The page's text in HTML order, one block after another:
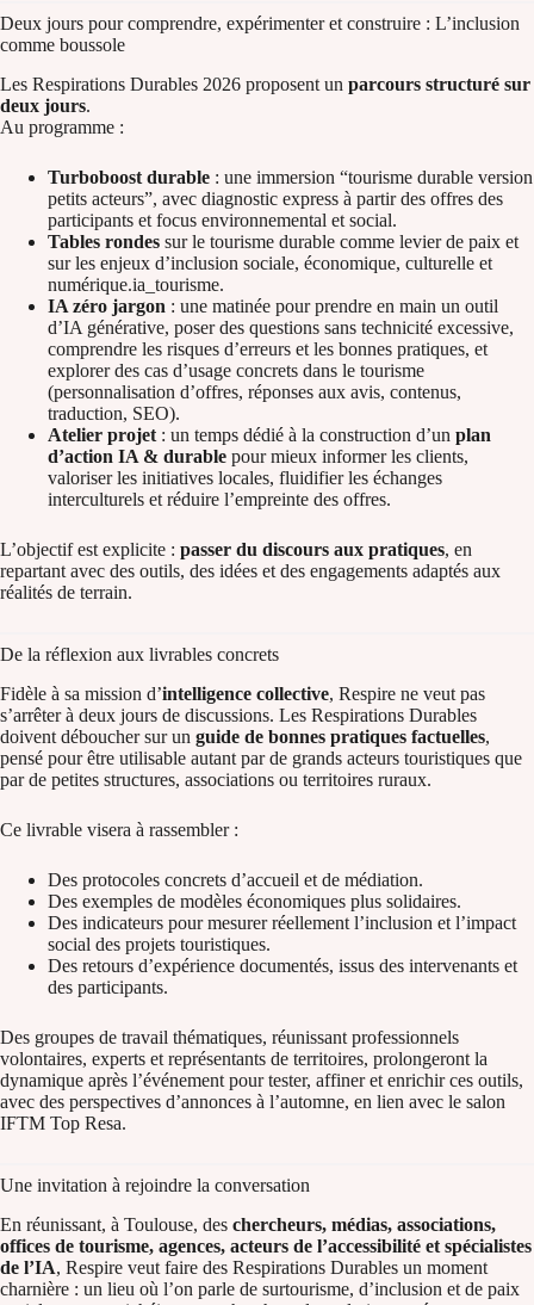
Deux jours pour comprendre, expérimenter et construire : L’inclusion
comme boussole
Les Respirations Durables 2026 proposent un parcours structuré sur
deux jours.
Au programme :
Turboboost durable : une immersion “tourisme durable version
petits acteurs”, avec diagnostic express à partir des offres des
participants et focus environnemental et social.
Tables rondes sur le tourisme durable comme levier de paix et
sur les enjeux d’inclusion sociale, économique, culturelle et
numérique.ia_tourisme.
IA zéro jargon : une matinée pour prendre en main un outil
d’IA générative, poser des questions sans technicité excessive,
comprendre les risques d’erreurs et les bonnes pratiques, et
explorer des cas d’usage concrets dans le tourisme
(personnalisation d’offres, réponses aux avis, contenus,
traduction, SEO).
Atelier projet : un temps dédié à la construction d’un plan
d’action IA & durable pour mieux informer les clients,
valoriser les initiatives locales, fluidifier les échanges
interculturels et réduire l’empreinte des offres.
L’objectif est explicite : passer du discours aux pratiques, en
repartant avec des outils, des idées et des engagements adaptés aux
réalités de terrain.
De la réflexion aux livrables concrets
Fidèle à sa mission d’intelligence collective, Respire ne veut pas
s’arrêter à deux jours de discussions. Les Respirations Durables
doivent déboucher sur un guide de bonnes pratiques factuelles,
pensé pour être utilisable autant par de grands acteurs touristiques que
par de petites structures, associations ou territoires ruraux.
Ce livrable visera à rassembler :
Des protocoles concrets d’accueil et de médiation.
Des exemples de modèles économiques plus solidaires.
Des indicateurs pour mesurer réellement l’inclusion et l’impact
social des projets touristiques.
Des retours d’expérience documentés, issus des intervenants et
des participants.
Des groupes de travail thématiques, réunissant professionnels
volontaires, experts et représentants de territoires, prolongeront la
dynamique après l’événement pour tester, affiner et enrichir ces outils,
avec des perspectives d’annonces à l’automne, en lien avec le salon
IFTM Top Resa.
Une invitation à rejoindre la conversation
En réunissant, à Toulouse, des chercheurs, médias, associations,
offices de tourisme, agences, acteurs de l’accessibilité et spécialistes
de l’IA, Respire veut faire des Respirations Durables un moment
charnière : un lieu où l’on parle de surtourisme, d’inclusion et de paix